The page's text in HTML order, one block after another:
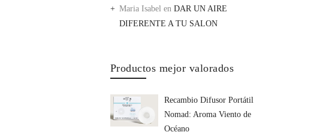
Maria Isabelen DAR UN AIRE
DIFERENTE A TU SALON
Productos mejor valorados
Recambio Difusor Portátil
Nomad: Aroma Viento de
Océano